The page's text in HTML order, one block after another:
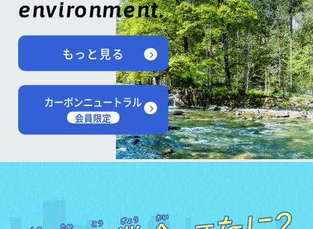
environment.
もっと見る
カーボンニュートラル
会員限定